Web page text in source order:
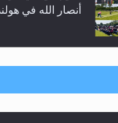
أنصار الله في
إتمام حفظ القرآن